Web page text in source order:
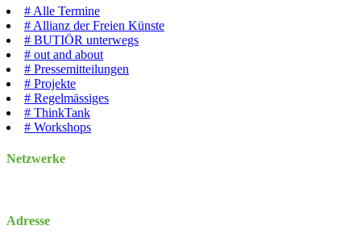
# Alle Termine
# Allianz der Freien Künste
# BUTIÖR unterwegs
# out and about
# Pressemitteilungen
# Projekte
# Regelmässiges
# ThinkTank
# Workshops
Netzwerke
Adresse